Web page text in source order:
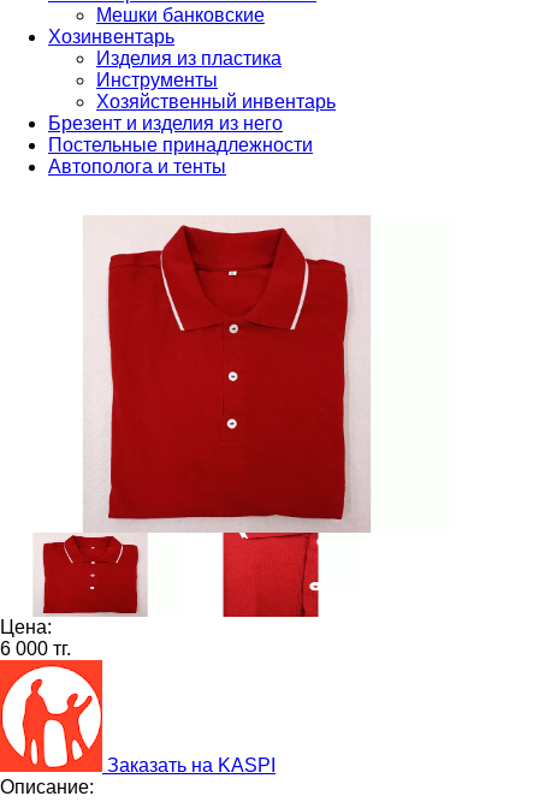
Мешки банковские
Хозинвентарь
Изделия из пластика
Инструменты
Хозяйственный инвентарь
Брезент и изделия из него
Постельные принадлежности
Автополога и тенты
Цена:
6 000 тг.
Заказать на KASPI
Описание: